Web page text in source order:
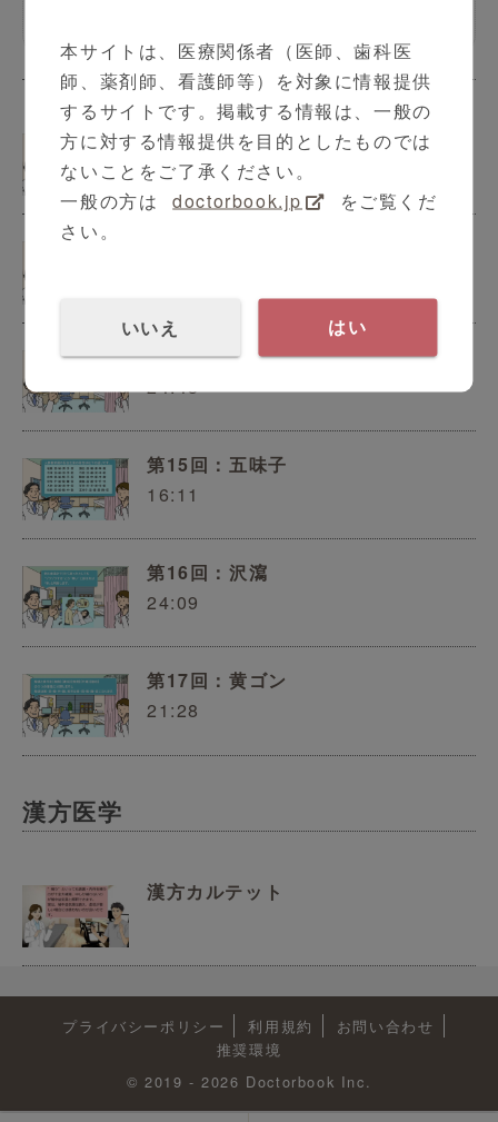
第12回：甘草
27:42
第14回：当帰
24:43
第15回：五味子
16:11
第16回：沢瀉
24:09
第17回：黄ゴン
21:28
漢方医学
漢方カルテット
プライバシーポリシー 利用規約
お問い合わせ
推奨環境
© 2019 - 2026 Doctorbook Inc.
本サイトは、医療関係者（医師、歯科医
師、薬剤師、看護師等）を対象に情報提供
するサイトです。掲載する情報は、一般の
方に対する情報提供を目的としたものでは
ないことをご了承ください。
一般の方は
doctorbook.jp
をご覧くだ
さい。
いいえ はい